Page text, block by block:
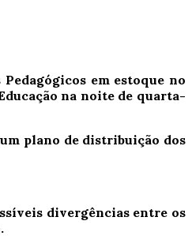
em estoque no
na noite de quarta-
plano de distribuição dos
divergências entre os